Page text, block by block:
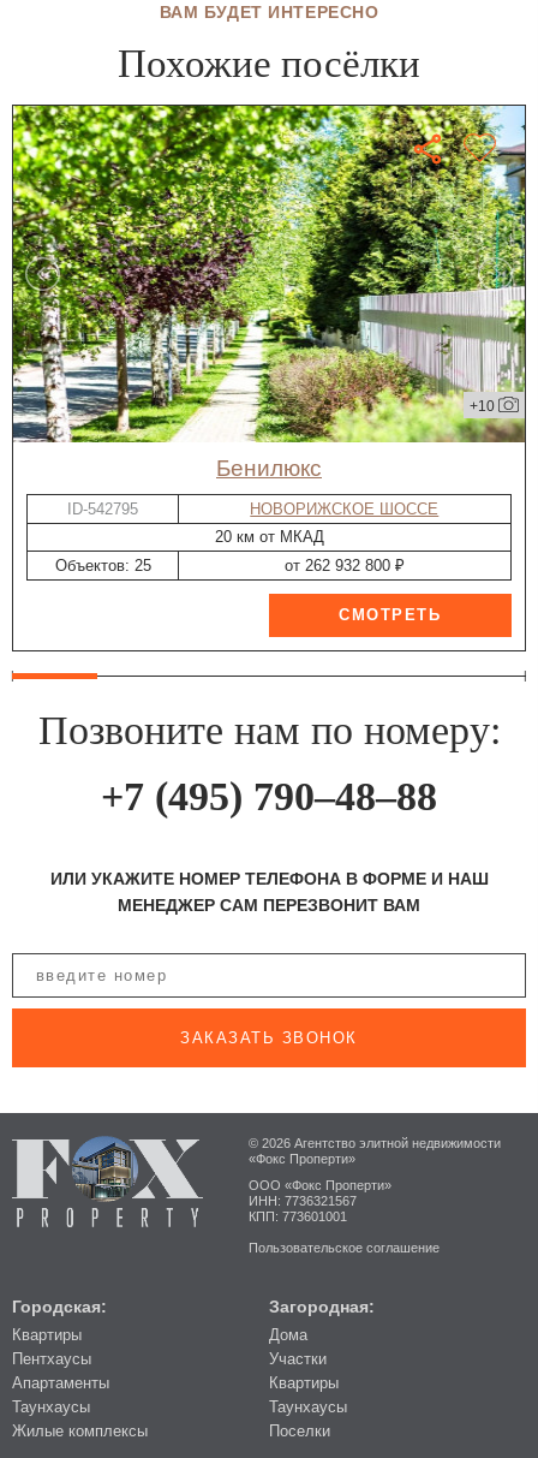
ВАМ БУДЕТ ИНТЕРЕСНО
Похожие посёлки
+10
Бенилюкс
ID-542795
НОВОРИЖСКОЕ ШОССЕ
20 км от МКАД
Объектов: 25
от 262 932 800 ₽
Позвоните нам по номеру:
+7 (495) 790–48–88
ИЛИ УКАЖИТЕ НОМЕР ТЕЛЕФОНА В ФОРМЕ И НАШ
МЕНЕДЖЕР САМ ПЕРЕЗВОНИТ ВАМ
ЗАКАЗАТЬ ЗВОНОК
© 2026 Агентство элитной недвижимости
«Фокс Проперти»
ООО «Фокс Проперти»
ИНН: 7736321567
КПП: 773601001
Пользовательское соглашение
Городская:
Квартиры
Пентхаусы
Апартаменты
Таунхаусы
Жилые комплексы
Загородная:
Дома
Участки
Квартиры
Таунхаусы
Поселки